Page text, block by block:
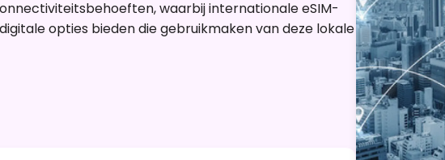
waarbij internationale eSIM-
opties bieden die gebruikmaken van deze lokale